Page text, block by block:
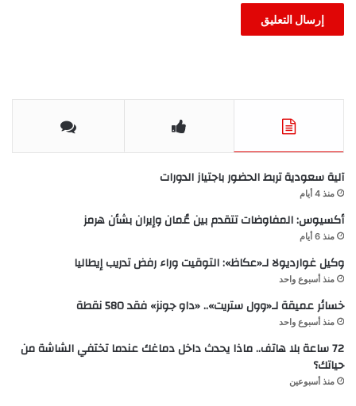
آلية سعودية تربط الحضور باجتياز الدورات
منذ 4 أيام
أكسيوس: المفاوضات تتقدم بين عُمان وإيران بشأن هرمز
منذ 6 أيام
وكيل غوارديولا لـ«عكاظ»: التوقيت وراء رفض تدريب إيطاليا
منذ أسبوع واحد
خسائر عميقة لـ«وول ستريت».. «داو جونز» فقد 580 نقطة
منذ أسبوع واحد
72 ساعة بلا هاتف.. ماذا يحدث داخل دماغك عندما تختفي الشاشة من
حياتك؟
منذ أسبوعين